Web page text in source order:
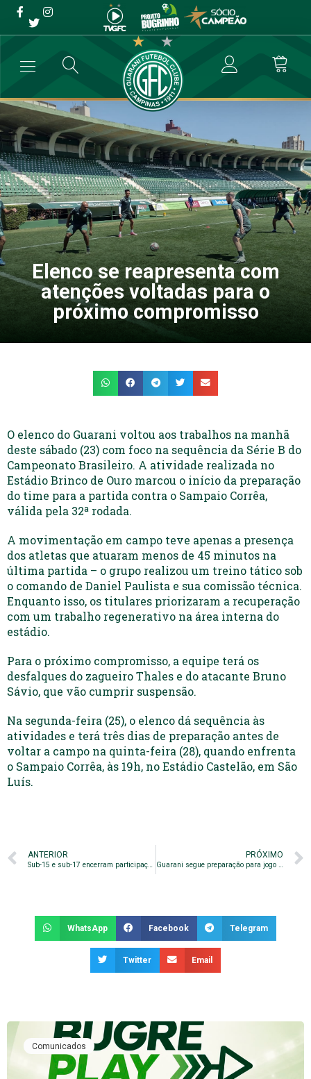
Elenco se reapresenta com
atenções voltadas para o
próximo compromisso
→ Futebol Profissional → Elenco se reapresenta com atenções
Elenco se reapresenta com
atenções voltadas para o
próximo compromisso
O elenco do Guarani voltou aos trabalhos na manhã
deste sábado (23) com foco na sequência da Série B do
Campeonato Brasileiro. A atividade realizada no
Estádio Brinco de Ouro marcou o início da preparação
do time para a partida contra o Sampaio Corrêa,
válida pela 32ª rodada.
A movimentação em campo teve apenas a presença
dos atletas que atuaram menos de 45 minutos na
última partida – o grupo realizou um treino tático sob
o comando de Daniel Paulista e sua comissão técnica.
Enquanto isso, os titulares priorizaram a recuperação
com um trabalho regenerativo na área interna do
estádio.
Para o próximo compromisso, a equipe terá os
desfalques do zagueiro Thales e do atacante Bruno
Sávio, que vão cumprir suspensão.
Na segunda-feira (25), o elenco dá sequência às
atividades e terá três dias de preparação antes de
voltar a campo na quinta-feira (28), quando enfrenta
o Sampaio Corrêa, às 19h, no Estádio Castelão, em São
Luís.
ANTERIOR
Sub-15 e sub-17 encerram participações no Campeonato Paulista
PRÓXIMO
Guarani segue preparação para jogo contra o Sampaio Corrêa
WhatsApp Facebook Telegram
Twitter Email
Comunicados